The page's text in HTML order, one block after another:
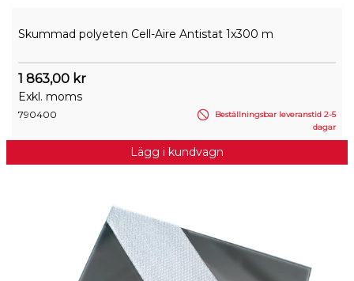
Skummad polyeten Cell-Aire Antistat 1x300 m
1 863,00 kr
Exkl. moms
790400
Beställningsbar leveranstid 2-5
dagar
Lägg i kundvagn